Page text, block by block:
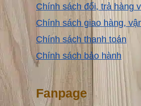
Chính sách đổi, trả hàng
Chính sách giao hàng,
Chính sách thanh toán
Chính sách bảo hành
Fanpage